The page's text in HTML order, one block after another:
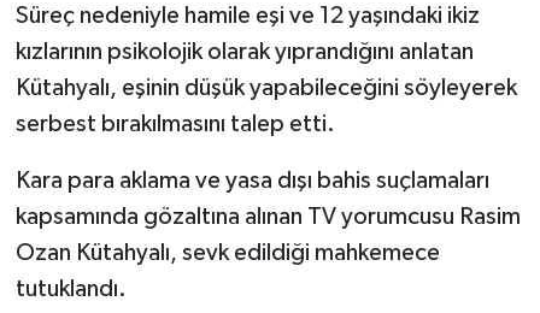
Süreç nedeniyle hamile eşi ve 12 yaşındaki ikiz
kızlarının psikolojik olarak yıprandığını anlatan
Kütahyalı, eşinin düşük yapabileceğini söyleyerek
serbest bırakılmasını talep etti.
Kara para aklama ve yasa dışı bahis suçlamaları
kapsamında gözaltına alınan TV yorumcusu Rasim
Ozan Kütahyalı, sevk edildiği mahkemece
tutuklandı.